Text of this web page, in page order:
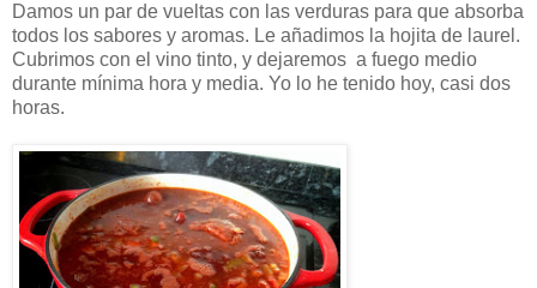
Damos un par de vueltas con las verduras para que absorba
todos los sabores y aromas. Le añadimos la hojita de laurel.
Cubrimos con el vino tinto, y dejaremos a fuego medio
durante mínima hora y media. Yo lo he tenido hoy, casi dos
horas.